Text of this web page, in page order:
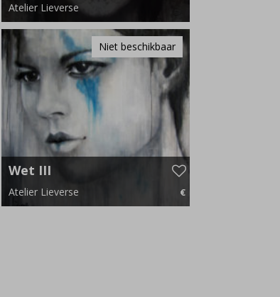
Atelier Lieverse
120 cm x 140 cm
Niet beschikbaar
Wet III
Atelier Lieverse €